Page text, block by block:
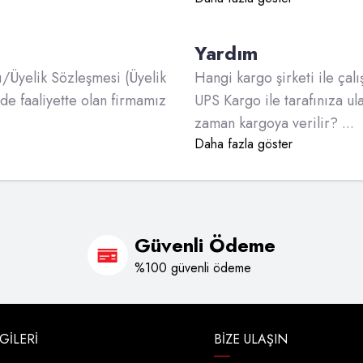
Üyelik Sözleşmesi (Üyelik
faaliyette olan firmamız
Yardım
Hangi kargo şirketi ile
UPS Kargo ile tarafınıza
zaman kargoya verilir? ...
Daha fazla göster
Güvenli Ödeme
%100 güvenli ödeme
BIZE ULAŞIN